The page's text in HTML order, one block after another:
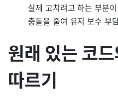
실제 고치려고 하는 부분
충돌을 줄여 유지 보수 부
원래 있는 코
따르기